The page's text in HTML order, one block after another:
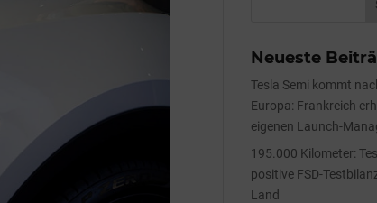
Neueste
Tesla Semi kommt
Europa: Frankreich
eigenen Launch-
195.000 Kilometer:
positive FSD-
Land